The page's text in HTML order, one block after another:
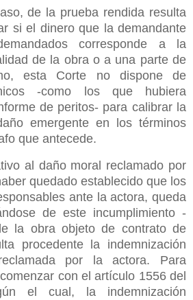
de la prueba rendida resulta
si el dinero que la demandante
corresponde a la
de la obra o a una parte de
esta Corte no dispone de
-como los que hubiera
de peritos- para calibrar la
emergente en los términos
que antecede.
al daño moral reclamado por
quedado establecido que los
ante la actora, queda
de este incumplimiento -
la obra objeto de contrato de
procedente la indemnización
por la actora. Para
con el artículo 1556 del
el cual, la indemnización